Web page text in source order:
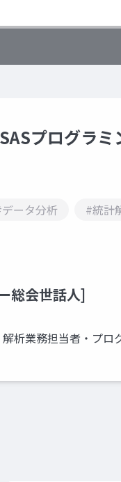
プログラ
ータ分析 #統計
総会世話人]
析業務担当者・プ